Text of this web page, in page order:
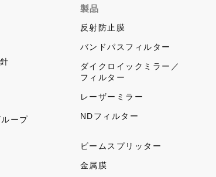
ープ
製品
反射防止膜
バンドパスフィルター
ダイクロイックミラー／
フィルター
レーザーミラー
NDフィルター
ビームスプリッター
金属膜